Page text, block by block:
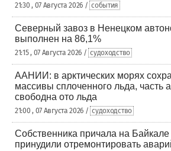
21:30 , 07 Августа 2026 / события
Северный завоз в Ненецком
выполнен на 86,1%
21:15 , 07 Августа 2026 / судоходство
ААНИИ: в арктических морях
массивы сплоченного льда, часть
свободна ото льда
21:00 , 07 Августа 2026 / судоходство
Собственника причала на Байкале
принудили отремонтировать